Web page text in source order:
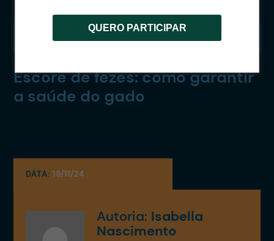
QUERO PARTICIPAR
CATEGORIA:GADO DE CORTE|GADO DE LEITE
Escore de fezes: como garantir
a saúde do gado
DATA:19/11/24
Autoria: Isabella
Nascimento